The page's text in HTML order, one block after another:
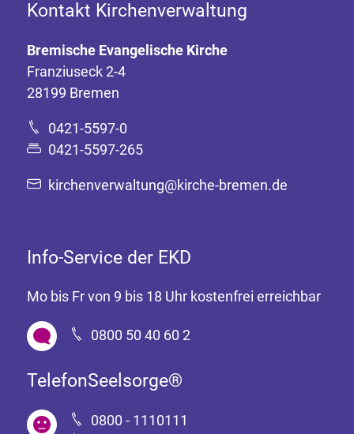
Kontakt Kirchenverwaltung
Bremische Evangelische Kirche
Franziuseck 2-4
28199 Bremen
0421-5597-0
0421-5597-265
kirchenverwaltung@kirche-bremen.de
Info-Service der EKD
Mo bis Fr von 9 bis 18 Uhr kostenfrei erreichbar
0800 50 40 60 2
TelefonSeelsorge®
0800 - 1110111